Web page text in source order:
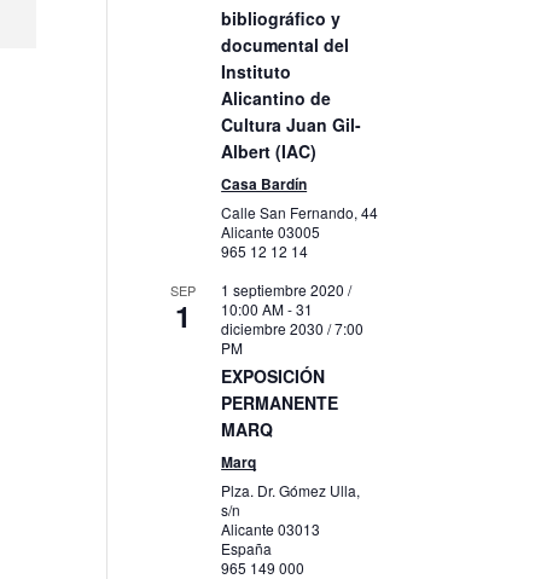
bibliográfico y
documental del
Instituto
Alicantino de
Cultura Juan Gil-
Albert (IAC)
Casa Bardín
Calle San Fernando, 44
Alicante03005
965 12 12 14
SEP
1
1 septiembre 2020 /
10:00 AM-31
diciembre 2030 / 7:00
PM
EXPOSICIÓN
PERMANENTE
MARQ
Marq
Plza. Dr. Gómez Ulla,
s/n
Alicante03013
España
965 149 000